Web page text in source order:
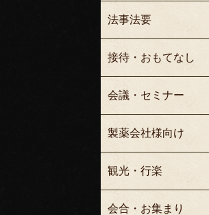
法事法要
接待・おもてなし
会議・セミナー
製薬会社様向け
観光・行楽
会合・お集まり